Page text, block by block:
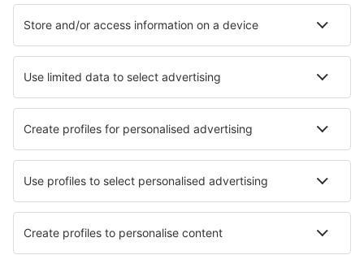
Cele mai căutate hoteluri de către utilizatorii eSky
Hoteluri în Estonia - Orașe populare
Hoteluri în Haapsalu Hoteluri în Tallinn
Hoteluri în Tartu Hoteluri în Narva Hoteluri în Parnu
Hoteluri Pamma Hoteluri în Kõrgessaare
Cele mai bune hoteluri - orașe